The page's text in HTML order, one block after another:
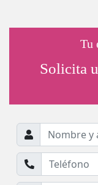
Tu
Solicita